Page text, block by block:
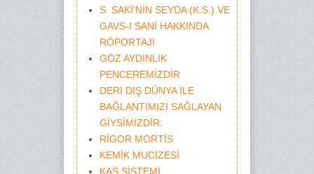
S. SAKİ'NİN SEYDA (K.S.) VE
GAVS-I SANİ HAKKINDA
RÖPORTAJI
GÖZ AYDINLIK
PENCEREMİZDİR
DERİ DIŞ DÜNYA İLE
BAĞLANTIMIZI SAĞLAYAN
GİYSİMİZDİR.
RİGOR MORTİS
KEMİK MUCİZESİ
KAS SİSTEMİ